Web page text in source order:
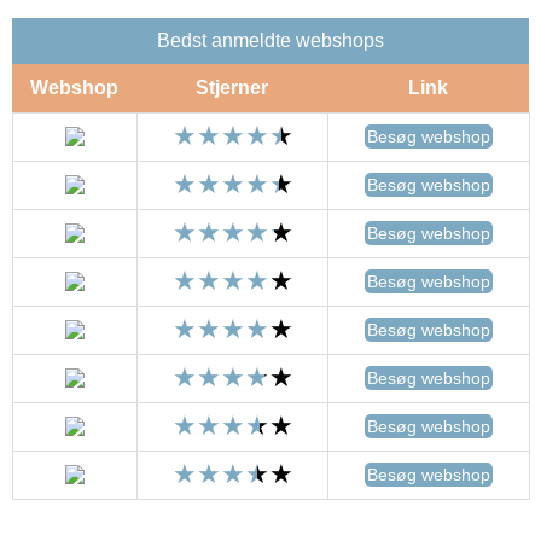
Bedst anmeldte webshops
Webshop Stjerner Link
Besøg webshop
Besøg webshop
Besøg webshop
Besøg webshop
Besøg webshop
Besøg webshop
Besøg webshop
Besøg webshop